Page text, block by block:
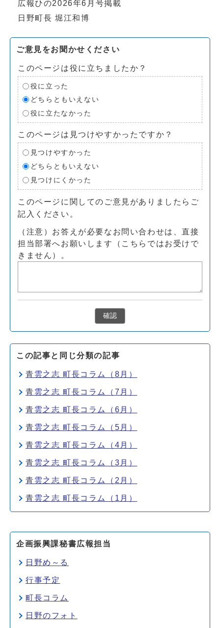
広報ひの2026年6月号掲載
日野町長 堀江和博
ご意見をお聞かせください
このページは役に立ちましたか？
役に立った
どちらともいえない
役に立たなかった
このページは見つけやすかったですか？
見つけやすかった
どちらともいえない
見つけにくかった
このページに関してのご意見がありましたらご
記入ください。
（注意）お答えが必要なお問い合わせは、直接
担当部署へお願いします（こちらではお受けで
きません）。
確認
この記事と同じ分類の記事
青雲之志 町長コラム（8月）
青雲之志 町長コラム（7月）
青雲之志 町長コラム（6月）
青雲之志 町長コラム（5月）
青雲之志 町長コラム（4月）
青雲之志 町長コラム（3月）
青雲之志 町長コラム（2月）
青雲之志 町長コラム（1月）
企画振興課秘書広報担当
日野め～る
行事予定
町長コラム
日野のフォト